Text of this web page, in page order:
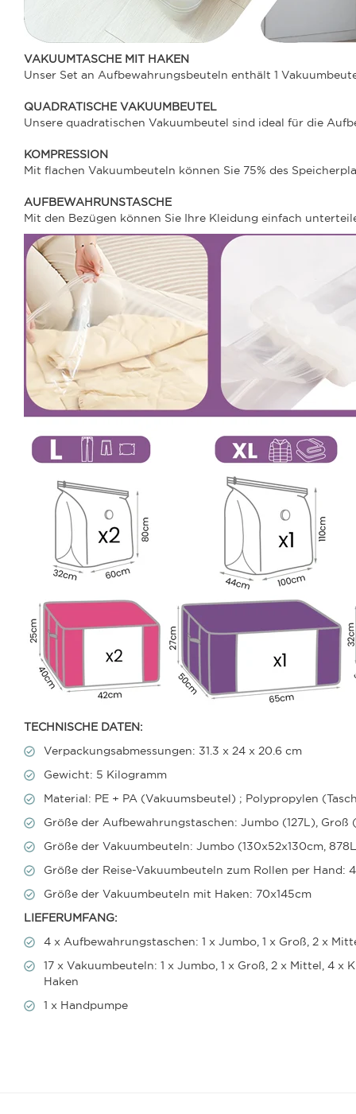
VAKUUMTASCHE MIT HAKEN
Unser Set an Aufbewahrungsbeuteln enthält 1
QUADRATISCHE VAKUUMBEUTEL
Unsere quadratischen Vakuumbeutel sind ideal für die
KOMPRESSION
Mit flachen Vakuumbeuteln können Sie 75% des
AUFBEWAHRUNSTASCHE
Mit den Bezügen können Sie Ihre Kleidung einfach
TECHNISCHE DATEN:
Verpackungsabmessungen: 31.3 x 24 x 20.6 cm
Gewicht: 5 Kilogramm
Material: PE + PA (Vakuumsbeutel) ; Polypropylen
Größe der Aufbewahrungstaschen: Jumbo (127L), Groß
Größe der Vakuumbeuteln: Jumbo (130x52x130cm,
Größe der Reise-Vakuumbeuteln zum Rollen per Hand:
Größe der Vakuumbeuteln mit Haken: 70x145cm
LIEFERUMFANG:
4 x Aufbewahrungstaschen: 1 x Jumbo, 1 x Groß, 2 x
17 x Vakuumbeuteln: 1 x Jumbo, 1 x Groß, 2 x Mittel, 4
Haken
1 x Handpumpe